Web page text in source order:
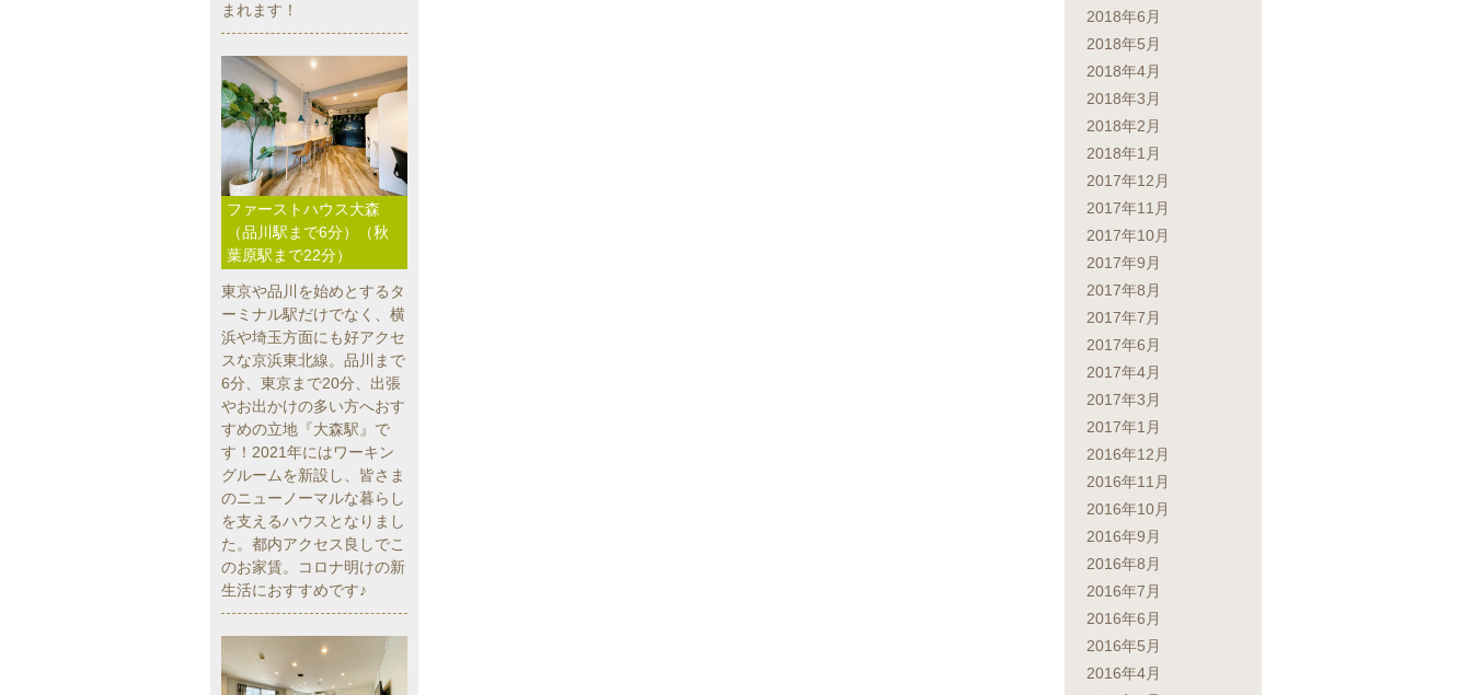
まれます！
ファーストハウス大森
（品川駅まで6分）（秋
葉原駅まで22分）
東京や品川を始めとするタ
ーミナル駅だけでなく、横
浜や埼玉方面にも好アクセ
スな京浜東北線。品川まで
6分、東京まで20分、出張
やお出かけの多い方へおす
すめの立地『大森駅』で
す！2021年にはワーキン
グルームを新設し、皆さま
のニューノーマルな暮らし
を支えるハウスとなりまし
た。都内アクセス良しでこ
のお家賃。コロナ明けの新
生活におすすめです♪
2018年6月
2018年5月
2018年4月
2018年3月
2018年2月
2018年1月
2017年12月
2017年11月
2017年10月
2017年9月
2017年8月
2017年7月
2017年6月
2017年4月
2017年3月
2017年1月
2016年12月
2016年11月
2016年10月
2016年9月
2016年8月
2016年7月
2016年6月
2016年5月
2016年4月